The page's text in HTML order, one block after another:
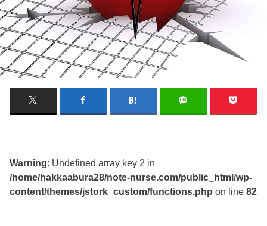
Warning: Undefined array key 2 in
/home/hakkaabura28/note-nurse.com/public_html/wp-
content/themes/jstork_custom/functions.php on line82